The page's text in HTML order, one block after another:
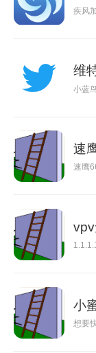
疾风
维
小蓝
速
速鹰
小
想要